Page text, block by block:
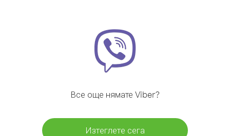
Все още нямате Viber?
Изтеглете сега